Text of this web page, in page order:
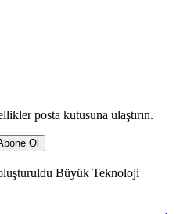
posta kutusuna ulaştırın.
Ol
Büyük Teknoloji